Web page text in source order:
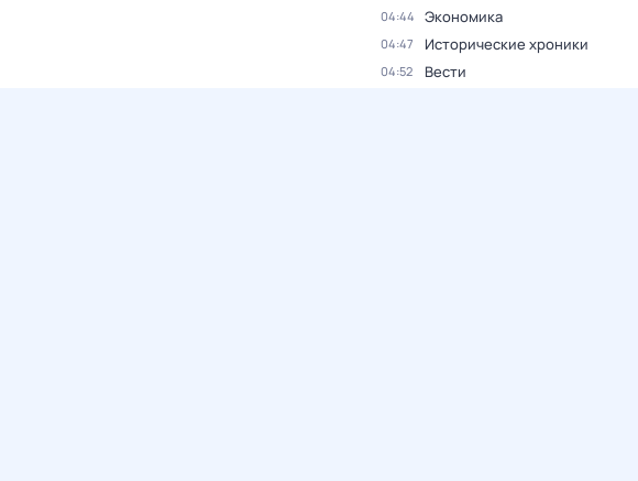
04:44 Экономика
04:47 Исторические хроники
04:52 Вести